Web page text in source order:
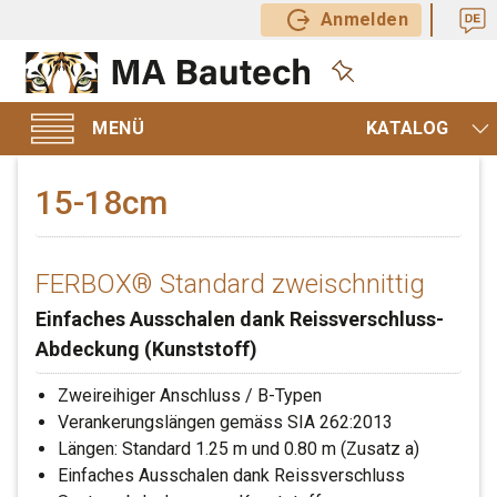
KATALOG
Anmelden
15-18cm
FERBOX® Standard zweischnittig
Einfaches Ausschalen dank Reissverschluss-
Abdeckung (Kunststoff)
Zweireihiger Anschluss / B-Typen
Verankerungslängen gemäss SIA 262:2013
Längen: Standard 1.25 m und 0.80 m (Zusatz a)
Einfaches Ausschalen dank Reissverschluss